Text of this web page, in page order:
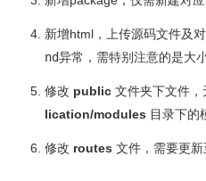
新增html，上传源码文件及
nd异常，需特别注意的是大
修改 public 文件夹下文件
lication/modules 目录下的
修改 routes 文件，需要更